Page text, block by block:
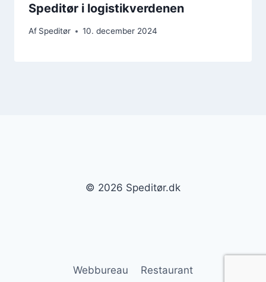
Speditør i logistikverdenen
Af Speditør 10. december 2024
© 2026 Speditør.dk
Webbureau Restaurant